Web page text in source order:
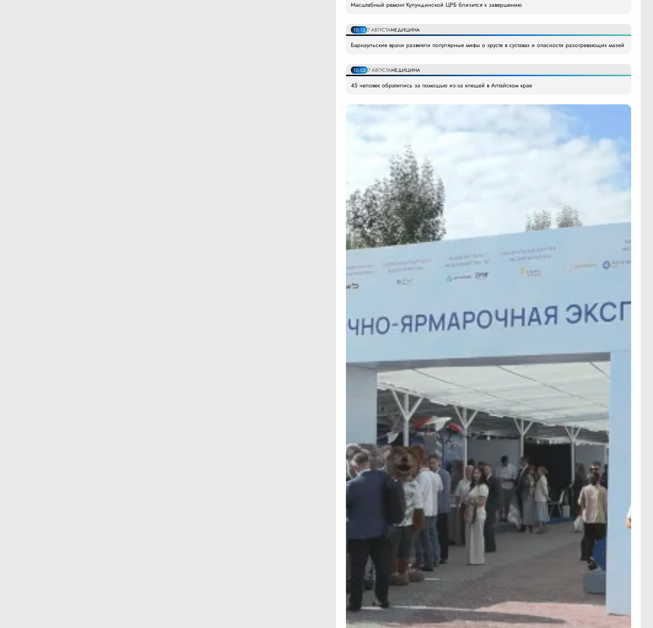
Масштабный ремонт Кулундинской ЦРБ близится к завершению
10:13 7 АВГУСТАМЕДИЦИНА
Барнаульские врачи развеяли популярные мифы о хрусте в суставах и опасности разогревающих мазей
10:03 7 АВГУСТАМЕДИЦИНА
45 человек обратились за помощью из-за клещей в Алтайском крае